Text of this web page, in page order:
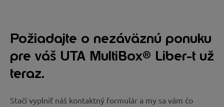
Požiadajte o nezáväznú ponuku
pre váš UTA MultiBox® Liber-t už
teraz.
Stačí vyplniť náš kontaktný formulár a my sa vám čo